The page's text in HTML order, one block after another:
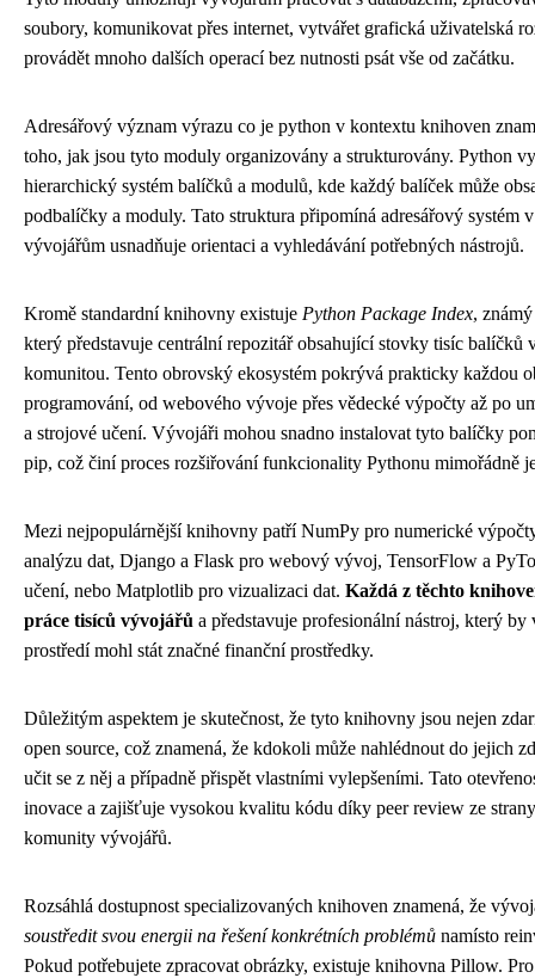
soubory, komunikovat přes internet, vytvářet grafická uživatelská
provádět mnoho dalších operací bez nutnosti psát vše od začátku.
Adresářový význam výrazu co je python v kontextu knihoven
toho, jak jsou tyto moduly organizovány a strukturovány. Python
hierarchický systém balíčků a modulů, kde každý balíček může
podbalíčky a moduly. Tato struktura připomíná adresářový systém
vývojářům usnadňuje orientaci a vyhledávání potřebných nástrojů.
Kromě standardní knihovny existuje Python Package Index,
který představuje centrální repozitář obsahující stovky tisíc balíčků
komunitou. Tento obrovský ekosystém pokrývá prakticky každou
programování, od webového vývoje přes vědecké výpočty až po
a strojové učení. Vývojáři mohou snadno instalovat tyto balíčky
pip, což činí proces rozšiřování funkcionality Pythonu mimořádně
Mezi nejpopulárnější knihovny patří NumPy pro numerické
analýzu dat, Django a Flask pro webový vývoj, TensorFlow a
učení, nebo Matplotlib pro vizualizaci dat. Každá z těchto
práce tisíců vývojářů a představuje profesionální nástroj, který by
prostředí mohl stát značné finanční prostředky.
Důležitým aspektem je skutečnost, že tyto knihovny jsou nejen
open source, což znamená, že kdokoli může nahlédnout do jejich
učit se z něj a případně přispět vlastními vylepšeními. Tato
inovace a zajišťuje vysokou kvalitu kódu díky peer review ze
komunity vývojářů.
Rozsáhlá dostupnost specializovaných knihoven znamená, že
soustředit svou energii na řešení konkrétních problémů namísto
Pokud potřebujete zpracovat obrázky, existuje knihovna Pillow.